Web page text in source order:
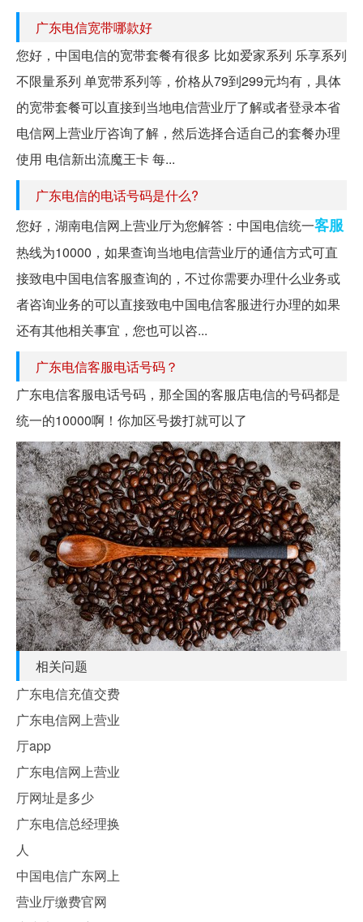
广东电信宽带哪款好
您好，中国电信的宽带套餐有很多 比如爱家系列 乐享系列
不限量系列 单宽带系列等，价格从79到299元均有，具体
的宽带套餐可以直接到当地电信营业厅了解或者登录本省
电信网上营业厅咨询了解，然后选择合适自己的套餐办理
使用 电信新出流魔王卡 每...
广东电信的电话号码是什么?
您好，湖南电信网上营业厅为您解答：中国电信统一客服
热线为10000，如果查询当地电信营业厅的通信方式可直
接致电中国电信客服查询的，不过你需要办理什么业务或
者咨询业务的可以直接致电中国电信客服进行办理的如果
还有其他相关事宜，您也可以咨...
广东电信客服电话号码？
广东电信客服电话号码，那全国的客服店电信的号码都是
统一的10000啊！你加区号拨打就可以了
相关问题
广东电信充值交费
广东电信网上营业
厅app
广东电信网上营业
厅网址是多少
广东电信总经理换
人
中国电信广东网上
营业厅缴费官网